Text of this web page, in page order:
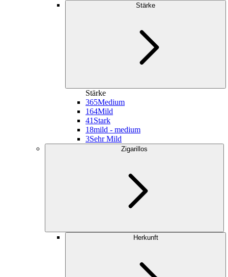
Stärke
Stärke
365Medium
164Mild
41 Stark
18mild - medium
3Sehr Mild
Zigarillos
Herkunft